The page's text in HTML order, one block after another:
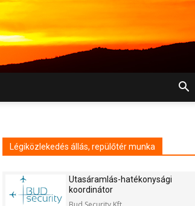
Légiközlekedés állás, repülőtér munka
Utasáramlás-hatékonysági
koordinátor